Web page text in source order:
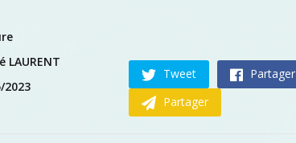
LAURENT
2023
Tweet Partager
Partager